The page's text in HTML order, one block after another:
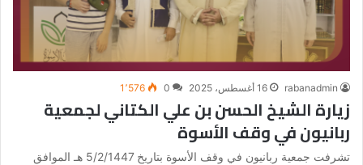
rabanadmin 16 أغسطس، 2025 0 1٬576
زيارة الشيخ الحسن بن علي الكتاني لجمعية
ربانيون في وقف الأسوة
تشرفت جمعية ربانيون في وقف الأسوة بتاريخ 5/2/1447 هـ الموافق